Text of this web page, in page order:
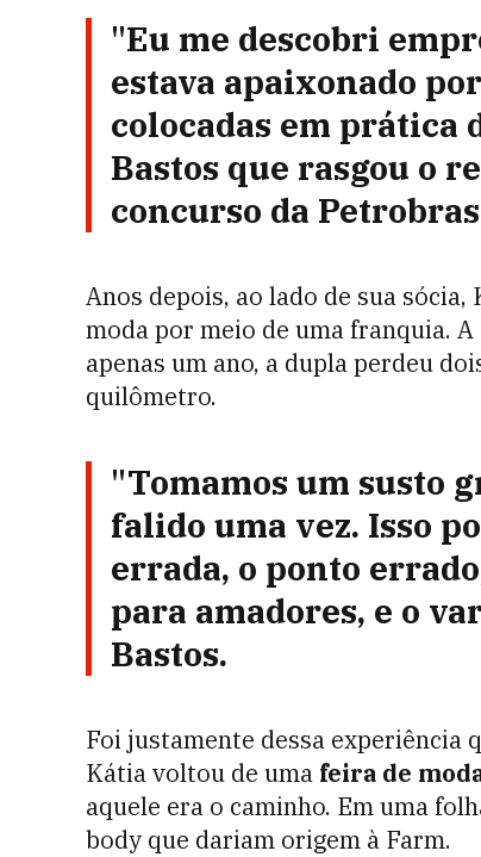
"Eu me descobri
estava apaixonado
colocadas em prática
Bastos que rasgou o
concurso da
Anos depois, ao lado de sua
moda por meio de uma franquia.
apenas um ano, a dupla perdeu
quilômetro.
"Tomamos um susto
falido uma vez. Isso
errada, o ponto
para amadores, e o
Bastos.
Foi justamente dessa experiência
Kátia voltou de uma feira de
aquele era o caminho. Em uma
body que dariam origem à Farm.